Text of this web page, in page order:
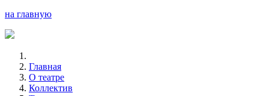
на главную
Главная
О театре
Коллектив